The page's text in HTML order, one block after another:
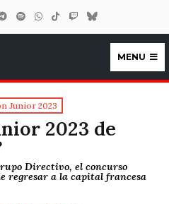
MENU
Junior 2023
2023 de
Directivo, el concurso
regresar a la capital francesa